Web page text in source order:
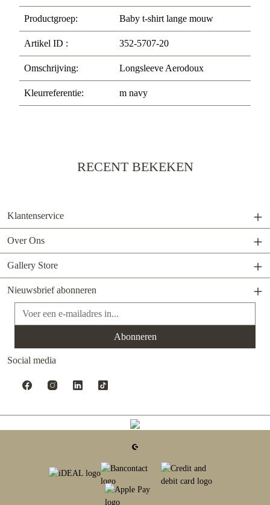
Productgroep: Baby t-shirt lange mouw
Artikel ID : 352-5707-20
Omschrijving: Longsleeve Aerodoux
Kleurreferentie: m navy
RECENT BEKEKEN
Klantenservice
Over Ons
Gallery Store
Nieuwsbrief abonneren
E-mailadres*
Abonneren
Social media